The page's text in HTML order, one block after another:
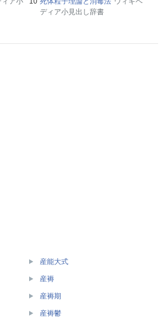
ディア小見出し辞書
産能大式
産褥
産褥期
産褥鬱